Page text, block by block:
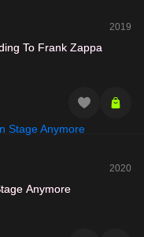
2019
To Frank Zappa
2020
Anymore